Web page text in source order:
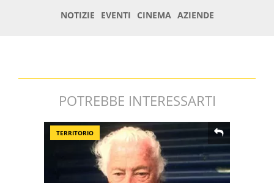
POTREBBE INTERESSARTI
TERRITORIO